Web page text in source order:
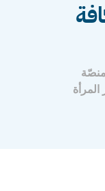
منصّة
المرأة